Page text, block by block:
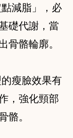
減脂」，必
礎代謝，當
骨骼輪廓。
瘦臉效果有
，強化頸部
骼。